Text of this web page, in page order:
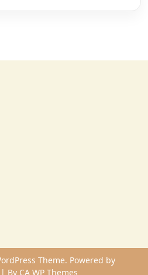
Theme. Powered by
By CA WP Themes